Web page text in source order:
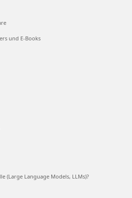
und E-Books
(Large Language Models, LLMs)?